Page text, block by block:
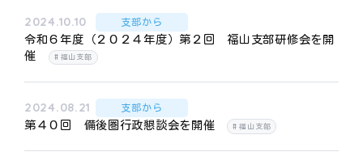
2024.10.10 支部から
令和６年度（２０２４年度）第２回 福山支部研修会を開
催
福山支部
2024.08.21 支部から
第４０回 備後圏行政懇談会を開催 福山支部